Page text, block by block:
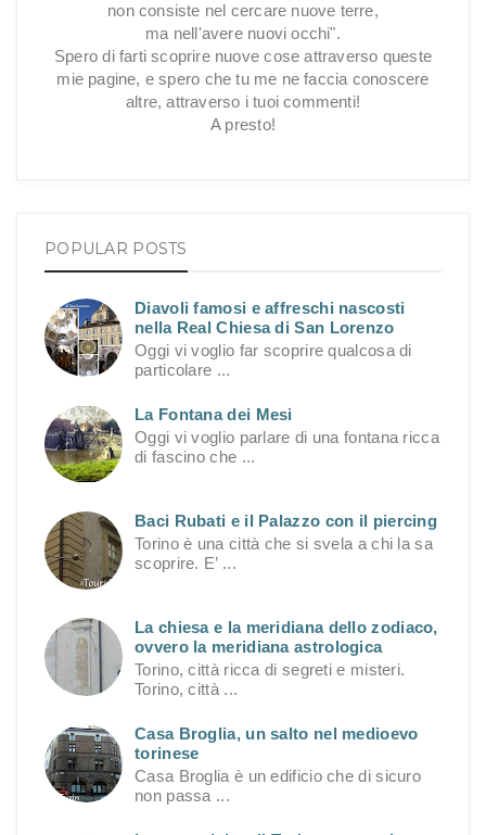
non consiste nel cercare nuove terre,
ma nell'avere nuovi occhi".
Spero di farti scoprire nuove cose attraverso queste
mie pagine, e spero che tu me ne faccia conoscere
altre, attraverso i tuoi commenti!
A presto!
POPULAR POSTS
Diavoli famosi e affreschi nascosti
nella Real Chiesa di San Lorenzo
Oggi vi voglio far scoprire qualcosa di
particolare ...
La Fontana dei Mesi
Oggi vi voglio parlare di una fontana ricca
di fascino che ...
Baci Rubati e il Palazzo con il piercing
Torino è una città che si svela a chi la sa
scoprire. E’ ...
La chiesa e la meridiana dello zodiaco,
ovvero la meridiana astrologica
Torino, città ricca di segreti e misteri.
Torino, città ...
Casa Broglia, un salto nel medioevo
torinese
Casa Broglia è un edificio che di sicuro
non passa ...